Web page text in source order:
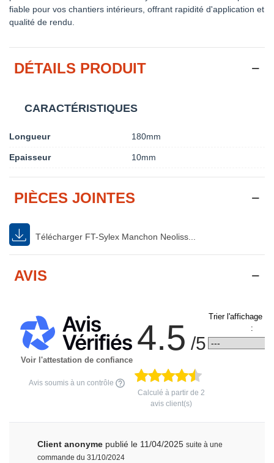
fiable pour vos chantiers intérieurs, offrant rapidité d'application et
qualité de rendu.
DÉTAILS PRODUIT
CARACTÉRISTIQUES
Longueur 180mm
Epaisseur 10mm
PIÈCES JOINTES
Télécharger FT-Sylex Manchon Neoliss...
AVIS
Voir l'attestation de confiance
Avis soumis à un contrôle
4.5 /5
Calculé à partir de 2
avis client(s)
Trier l'affichage
:
Client anonyme publié le 11/04/2025 suite à une
commande du 31/10/2024